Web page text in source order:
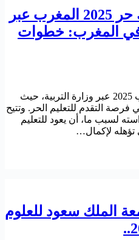
رابط التسجيل في باك حر 2025 المغرب عبر
في المغرب: خطوات
رابط التسجيل في باك حر المغرب 2025 عبر وزارة التربية، حيث
فرصة التقدم للتعليم الحر. وتتيح
لسبب ما، أن يعود للتعليم
تؤهله لإكمال…
الملك سعود للعلوم
الصحية ksau لعام 2024..